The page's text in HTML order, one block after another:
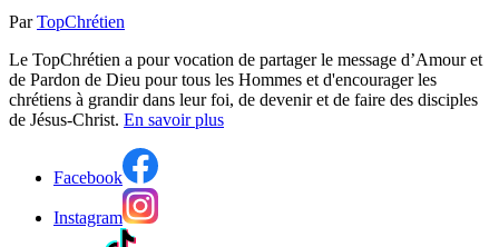
Par TopChrétien
Le TopChrétien a pour vocation de partager le message d’Amour et
de Pardon de Dieu pour tous les Hommes et d'encourager les
chrétiens à grandir dans leur foi, de devenir et de faire des disciples
de Jésus-Christ. En savoir plus
Facebook
Instagram